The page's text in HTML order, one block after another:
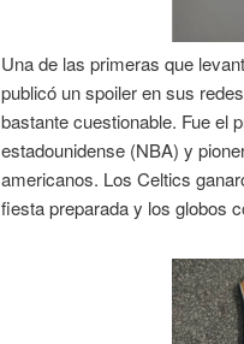
Una de las primeras que
publicó un spoiler en sus
bastante cuestionable. Fue el
estadounidense (NBA) y
americanos. Los Celtics
fiesta preparada y los globos